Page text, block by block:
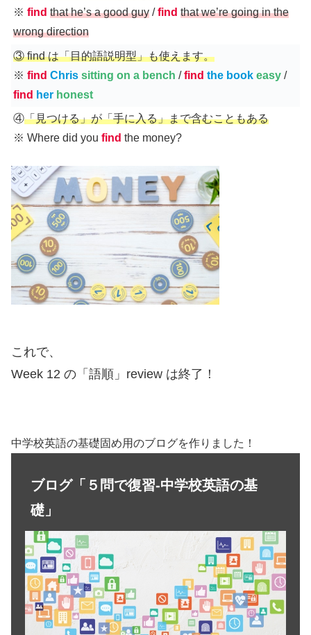
※ find that he’s a good guy /find that we’re going in the
wrong direction
③ find は「目的語説明型」も使えます。
※ find Chris sitting on a bench /find the book easy /
find her honest
④「見つける」が「手に入る」まで含むこともある
※ Where did you find the money?
これで、
Week 12 の「語順」review は終了！
中学校英語の基礎固め用のブログを作りました！
ブログ「５問で復習-中学校英語の基
礎」